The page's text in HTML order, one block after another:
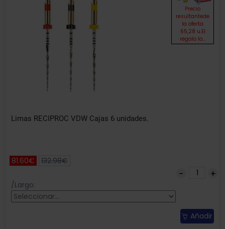
Precio
resultantede
la oferta
65,28 u.El
regalo lo...
Limas RECIPROC VDW Cajas 6 unidades.
81.60€ 132.98€
/Largo:
Añadir